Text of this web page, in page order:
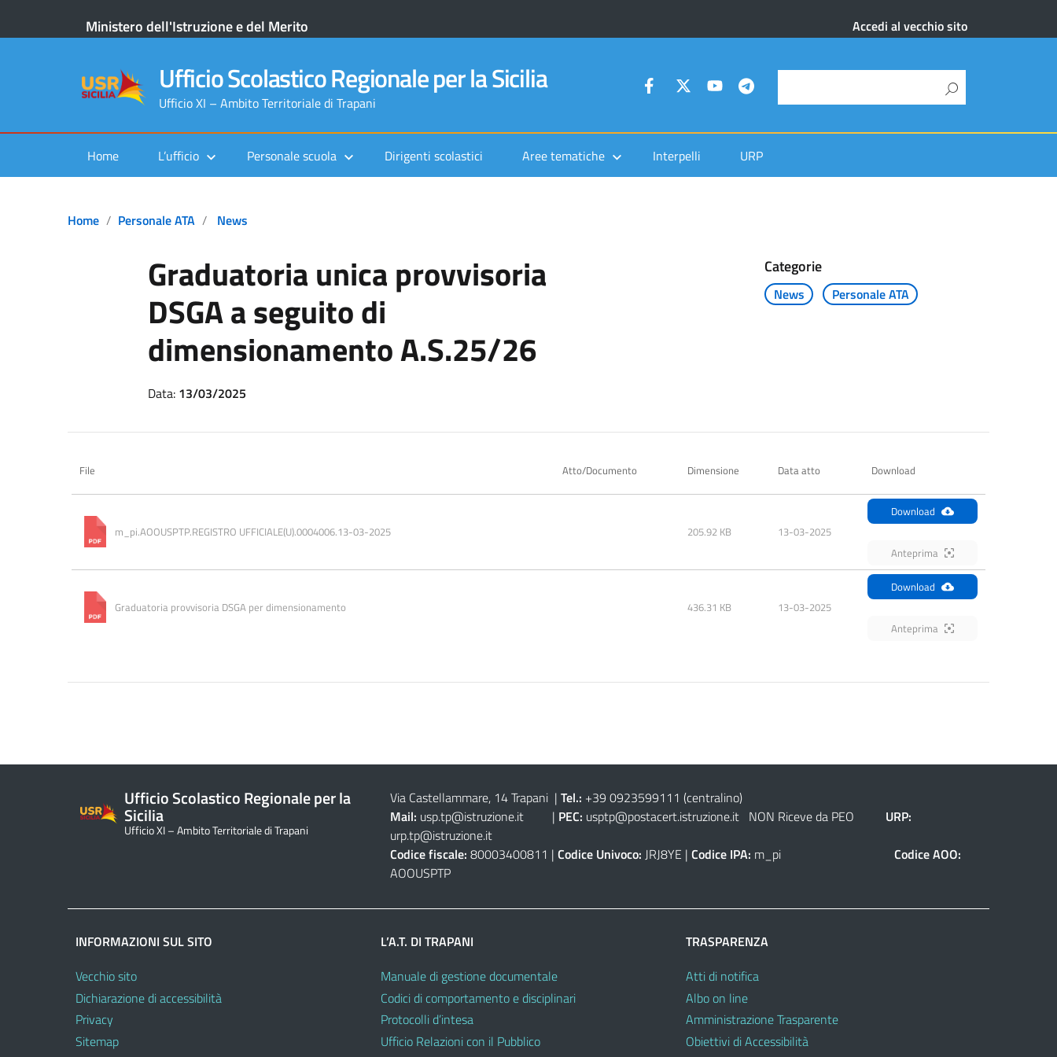
Ministero dell'Istruzione e del Merito Accedi al vecchio sito
Ufficio Scolastico Regionale per la Sicilia
Ufficio XI – Ambito Territoriale di Trapani
Home L’ufficio Personale scuola Dirigenti scolastici Aree tematiche Interpelli URP
Home Personale ATA News
Graduatoria unica provvisoria
DSGA a seguito di
dimensionamento A.S.25/­26
Categorie
News Personale ATA
Data: 13/03/2025
File Atto/Documento Dimensione Data atto Download
m_pi.AOOUSPTP.REGISTRO UFFICIALE(U).0004006.13-03-2025 205.92 KB 13-03-2025
Download
Anteprima
Graduatoria provvisoria DSGA per dimensionamento 436.31 KB 13-03-2025
Download
Anteprima
Ufficio Scolastico Regionale per la
Sicilia
Ufficio XI – Ambito Territoriale di Trapani
Via Castellammare, 14 Trapani | Tel.: +39 0923599111 (centralino)
Mail: usp.tp@istruzione.it| PEC: usptp@postacert.istruzione.itNON Riceve da PEO URP:
urp.tp@istruzione.it
Codice fiscale: 80003400811 | Codice Univoco: JRJ8YE | Codice IPA: m_pi Codice AOO:
AOOUSPTP
INFORMAZIONI SUL SITO
Vecchio sito
Dichiarazione di accessibilità
Privacy
Sitemap
L’A.T. DI TRAPANI
Manuale di gestione documentale
Codici di comportamento e disciplinari
Protocolli d’intesa
Ufficio Relazioni con il Pubblico
TRASPARENZA
Atti di notifica
Albo on line
Amministrazione Trasparente
Obiettivi di Accessibilità